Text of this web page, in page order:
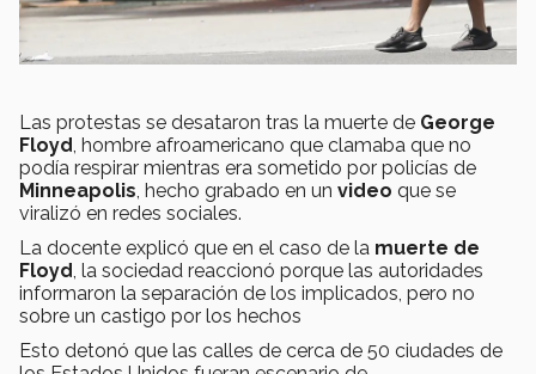
Las protestas se desataron tras la muerte de George
Floyd , hombre afroamericano que clamaba que no
podía respirar mientras era sometido por policías de
Minneapolis , hecho grabado en un video que se
viralizó en redes sociales.
La docente explicó que en el caso de la muerte de
Floyd , la sociedad reaccionó porque las autoridades
informaron la separación de los implicados, pero no
sobre un castigo por los hechos
Esto detonó que las calles de cerca de 50 ciudades de